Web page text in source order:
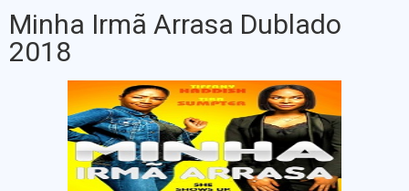
Minha Irmã Arrasa Dublado
2018